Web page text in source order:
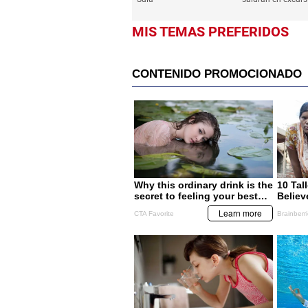
MIS TEMAS PREFERIDOS